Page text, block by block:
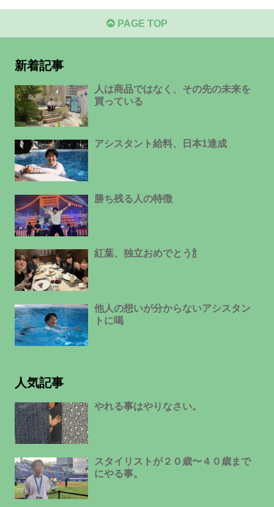
PAGE TOP
新着記事
人は商品ではなく、その先の未来を
買っている
アシスタント給料、日本1達成
勝ち残る人の特徴
紅葉、独立おめでとう🍾
他人の想いが分からないアシスタン
トに喝
人気記事
やれる事はやりなさい。
スタイリストが２０歳〜４０歳まで
にやる事。